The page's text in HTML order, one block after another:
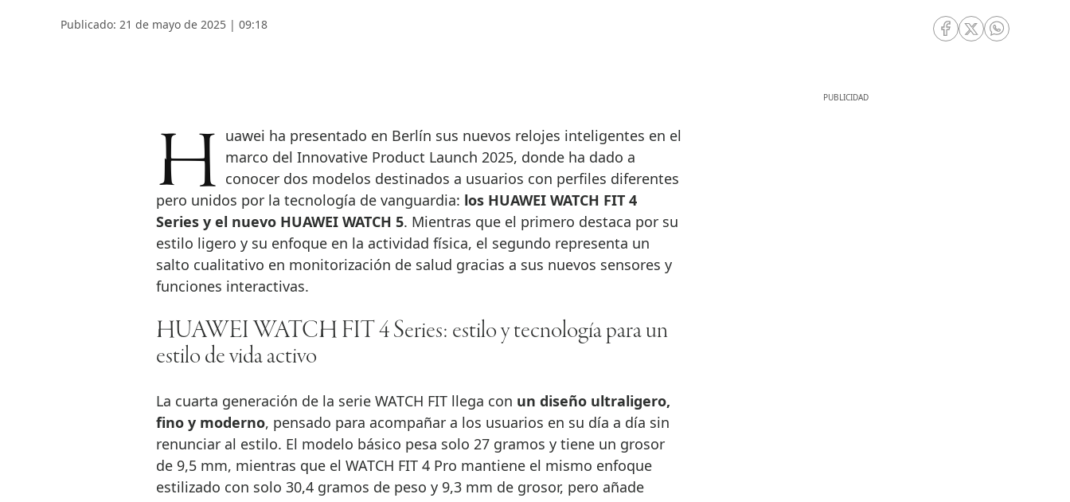
Publicado: 21 de mayo de 2025 | 09:18
RRSS Facebook
RRSS Twitter
RRSS
Huawei ha presentado en Berlín sus nuevos relojes inteligentes en el marco del Innovative Product Launch 2025, donde ha dado a
conocer dos modelos destinados a usuarios con perfiles diferentes
pero unidos por la tecnología de vanguardia: los HUAWEI WATCH FIT 4
Series y el nuevo HUAWEI WATCH 5. Mientras que el primero destaca por su
estilo ligero y su enfoque en la actividad física, el segundo representa un
salto cualitativo en monitorización de salud gracias a sus nuevos sensores y
funciones interactivas.
HUAWEI WATCH FIT 4 Series: estilo y tecnología para un
estilo de vida activo
La cuarta generación de la serie WATCH FIT llega con un diseño ultraligero,
fino y moderno, pensado para acompañar a los usuarios en su día a día sin
renunciar al estilo. El modelo básico pesa solo 27 gramos y tiene un grosor
de 9,5 mm, mientras que el WATCH FIT 4 Pro mantiene el mismo enfoque
estilizado con solo 30,4 gramos de peso y 9,3 mm de grosor, pero añade